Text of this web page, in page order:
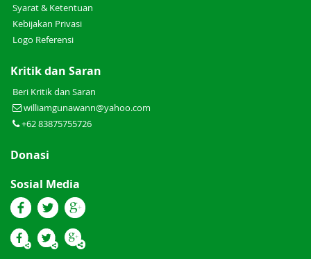
Syarat & Ketentuan
Kebijakan Privasi
Logo Referensi
Kritik dan Saran
Beri Kritik dan Saran
williamgunawann@yahoo.com
+62 83875755726
Donasi
Sosial Media